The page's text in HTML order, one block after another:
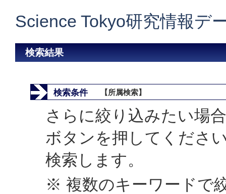
Science Tokyo研究情報デ
検索結果
検索条件 【所属検索】
さらに絞り込みたい場
ボタンを押してくださ
検索します。
※ 複数のキーワードで